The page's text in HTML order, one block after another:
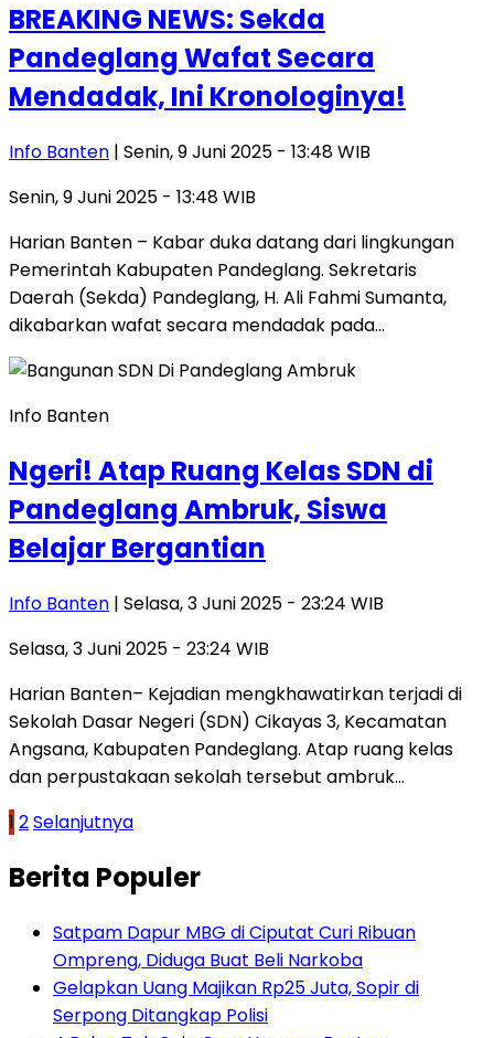
BREAKING NEWS: Sekda
Pandeglang Wafat Secara
Mendadak, Ini Kronologinya!
Info Banten | Senin, 9 Juni 2025 - 13:48 WIB
Senin, 9 Juni 2025 - 13:48 WIB
Harian Banten – Kabar duka datang dari lingkungan
Pemerintah Kabupaten Pandeglang. Sekretaris
Daerah (Sekda) Pandeglang, H. Ali Fahmi Sumanta,
dikabarkan wafat secara mendadak pada…
Info Banten
Ngeri! Atap Ruang Kelas SDN di
Pandeglang Ambruk, Siswa
Belajar Bergantian
Info Banten | Selasa, 3 Juni 2025 - 23:24 WIB
Selasa, 3 Juni 2025 - 23:24 WIB
Harian Banten– Kejadian mengkhawatirkan terjadi di
Sekolah Dasar Negeri (SDN) Cikayas 3, Kecamatan
Angsana, Kabupaten Pandeglang. Atap ruang kelas
dan perpustakaan sekolah tersebut ambruk…
Paginasi
1 2Selanjutnya
Berita Populer
Satpam Dapur MBG di Ciputat Curi Ribuan
Ompreng, Diduga Buat Beli Narkoba
Gelapkan Uang Majikan Rp25 Juta, Sopir di
Serpong Ditangkap Polisi